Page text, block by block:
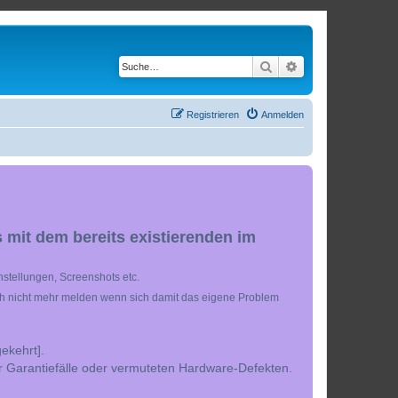
Suche
Anmelden
Registrieren
mit dem bereits existierenden im
Screenshots etc.
nicht mehr melden wenn sich damit das eigene Problem
oder vermuteten Hardware-Defekten.